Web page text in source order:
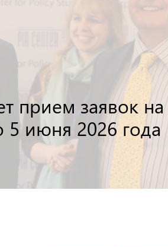
прием заявок
5 июня 2026 года